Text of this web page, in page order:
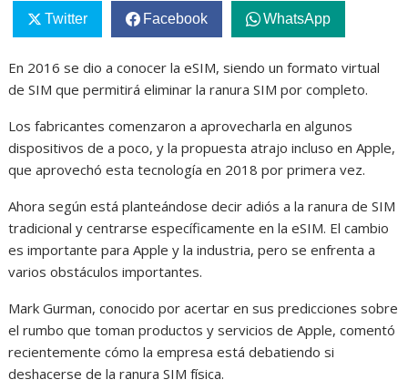
Twitter Facebook WhatsApp
En 2016 se dio a conocer la eSIM, siendo un formato virtual
de SIM que permitirá eliminar la ranura SIM por completo.
Los fabricantes comenzaron a aprovecharla en algunos
dispositivos de a poco, y la propuesta atrajo incluso en Apple,
que aprovechó esta tecnología en 2018 por primera vez.
Ahora según está planteándose decir adiós a la ranura de SIM
tradicional y centrarse específicamente en la eSIM. El cambio
es importante para Apple y la industria, pero se enfrenta a
varios obstáculos importantes.
Mark Gurman, conocido por acertar en sus predicciones sobre
el rumbo que toman productos y servicios de Apple, comentó
recientemente cómo la empresa está debatiendo si
deshacerse de la ranura SIM física.